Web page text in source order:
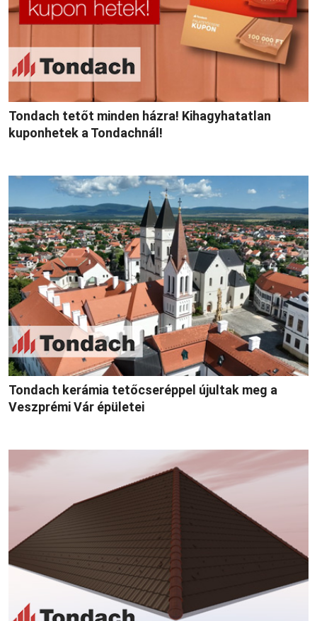
Tondach tetőt minden házra! Kihagyhatatlan
kuponhetek a Tondachnál!
Tondach kerámia tetőcseréppel újultak meg a
Veszprémi Vár épületei